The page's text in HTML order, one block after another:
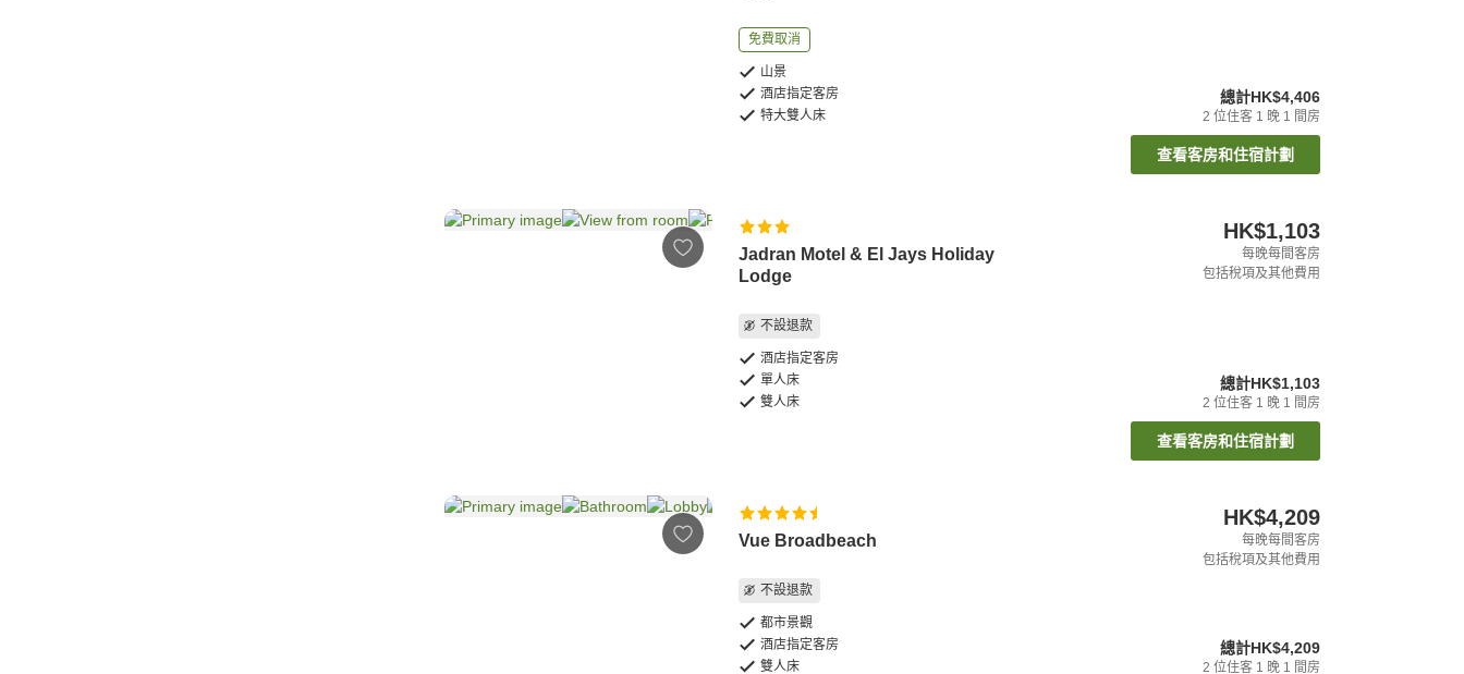
免費取消
山景
酒店指定客房
特大雙人床
總計HK$4,406
2 位住客 1 晚 1 間房
查看客房和住宿計劃
Jadran Motel & El Jays Holiday
Lodge
不設退款
酒店指定客房
單人床
雙人床
HK$1,103
每晚每間客房
包括稅項及其他費用
總計HK$1,103
2 位住客 1 晚 1 間房
查看客房和住宿計劃
Vue Broadbeach
不設退款
都市景觀
酒店指定客房
雙人床
HK$4,209
每晚每間客房
包括稅項及其他費用
總計HK$4,209
2 位住客 1 晚 1 間房